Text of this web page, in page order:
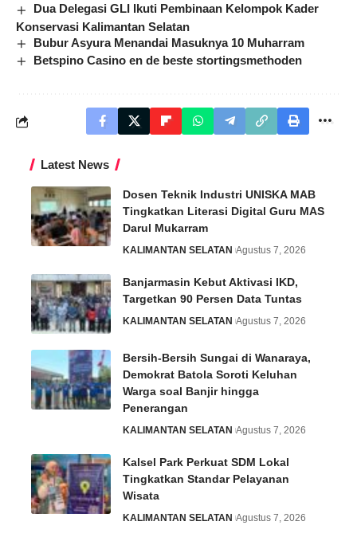
Dua Delegasi GLI Ikuti Pembinaan Kelompok Kader
Konservasi Kalimantan Selatan
Bubur Asyura Menandai Masuknya 10 Muharram
Betspino Casino en de beste stortingsmethoden
Latest News
Dosen Teknik Industri UNISKA MAB
Tingkatkan Literasi Digital Guru MAS
Darul Mukarram
KALIMANTAN SELATAN Agustus 7, 2026
Banjarmasin Kebut Aktivasi IKD,
Targetkan 90 Persen Data Tuntas
KALIMANTAN SELATAN Agustus 7, 2026
Bersih-Bersih Sungai di Wanaraya,
Demokrat Batola Soroti Keluhan
Warga soal Banjir hingga
Penerangan
KALIMANTAN SELATAN Agustus 7, 2026
Kalsel Park Perkuat SDM Lokal
Tingkatkan Standar Pelayanan
Wisata
KALIMANTAN SELATAN Agustus 7, 2026